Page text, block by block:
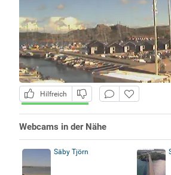
Hilfreich
Webcams in der Nähe
Säby Tjörn